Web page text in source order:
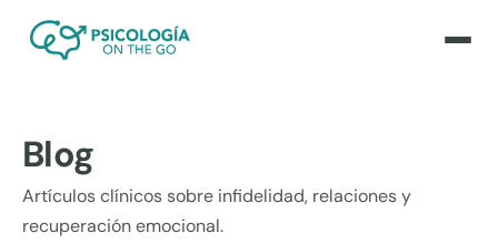
Blog
Artículos clínicos sobre infidelidad, relaciones y
recuperación emocional.